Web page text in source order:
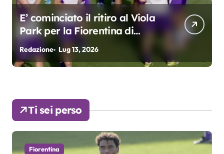
Grosso: “Giocheremo col 4-3-
3. Kean e Fagioli
fondamentali. Atta grande
colpo”
Redazione Lug 9, 2026
Ti sei perso
Fiorentina